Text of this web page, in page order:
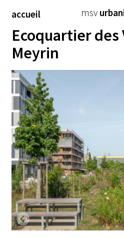
accueil
architecture
msv
Ecoquartier des
Meyrin
Previous